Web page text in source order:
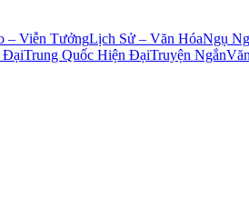
– Viễn TưởngLịch Sử – Văn HóaNgụ
ĐạiTrung Quốc Hiện ĐạiTruyện Ngắn